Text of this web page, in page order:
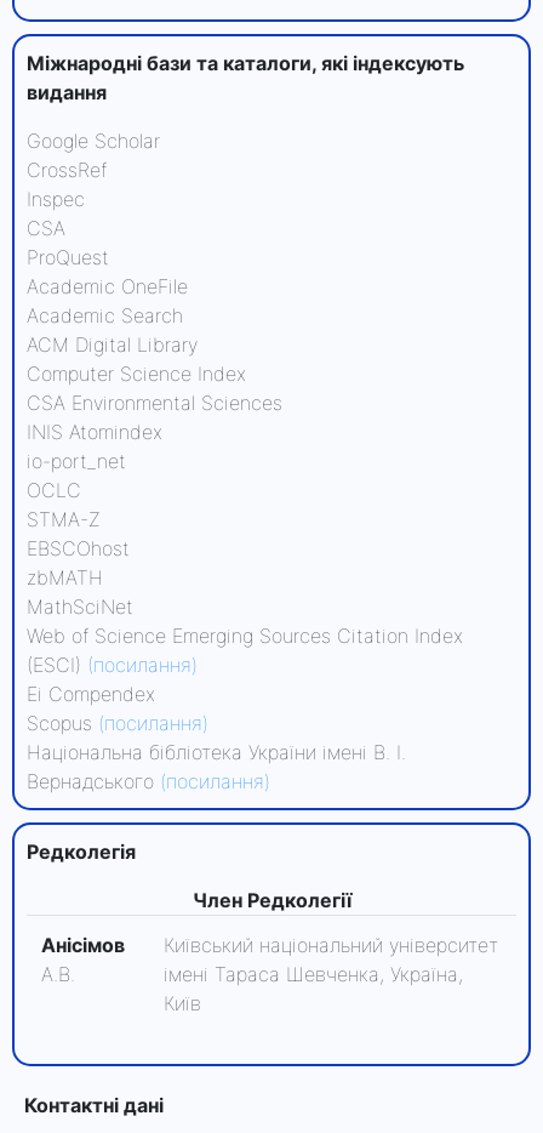
Міжнародні бази та каталоги, які індексують
видання
Google Scholar
CrossRef
Inspec
CSA
ProQuest
Academic OneFile
Academic Search
ACM Digital Library
Computer Science Index
CSA Environmental Sciences
INIS Atomindex
io-port_net
OCLC
STMA-Z
EBSCOhost
zbMATH
MathSciNet
Web of Science Emerging Sources Citation Index
(ESCI) (посилання)
Ei Compendex
Scopus (посилання)
Національна бібліотека України імені В. І.
Вернадського (посилання)
Редколегiя
Член Редколегії
Анісімов
А.В.
Київський національний університет
імені Тараса Шевченка, Україна,
Київ
Контактні дані